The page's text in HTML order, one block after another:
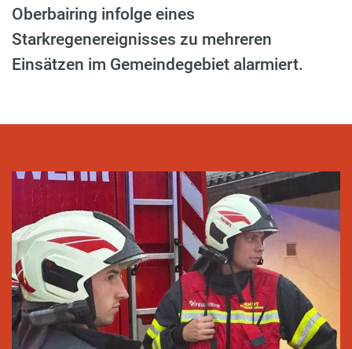
Oberbairing infolge eines
Starkregenereignisses zu mehreren
Einsätzen im Gemeindegebiet alarmiert.